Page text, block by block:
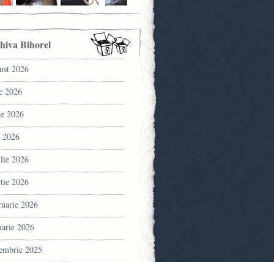
Bihorel
2026
2026
2026
2026
2026
2026
2026
2025